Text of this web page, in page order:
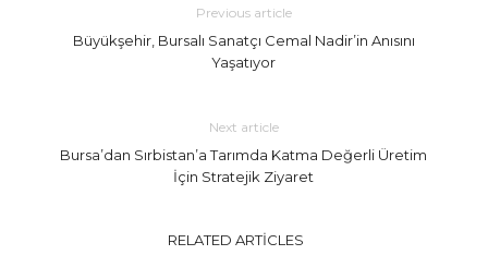
Previous article
Büyükşehir, Bursalı Sanatçı Cemal Nadir’in Anısını
Yaşatıyor
Next article
Bursa’dan Sırbistan’a Tarımda Katma Değerli Üretim
İçin Stratejik Ziyaret
RELATED ARTICLES